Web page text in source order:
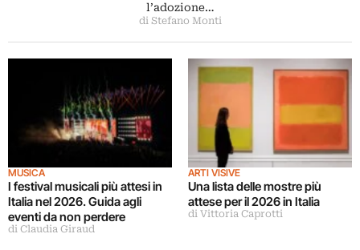
l’adozione…
di Stefano Monti
MUSICA
I festival musicali più attesi in
Italia nel 2026. Guida agli
eventi da non perdere
di Claudia Giraud
ARTI VISIVE
Una lista delle mostre più
attese per il 2026 in Italia
di Vittoria Caprotti